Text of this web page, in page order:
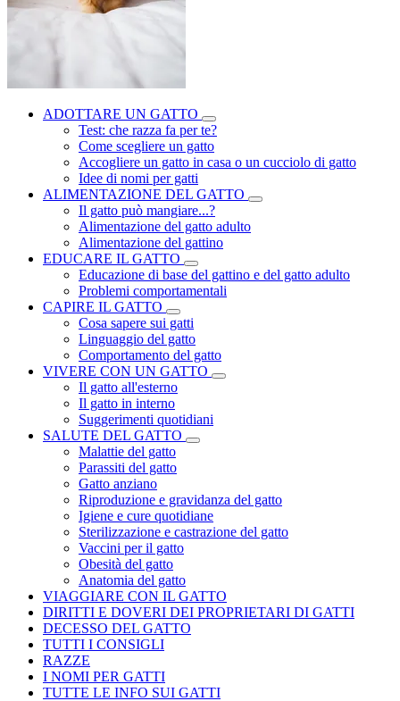
ADOTTARE UN GATTO
Test: che razza fa per te?
Come scegliere un gatto
Accogliere un gatto in casa o un cucciolo di gatto
Idee di nomi per gatti
ALIMENTAZIONE DEL GATTO
Il gatto può mangiare...?
Alimentazione del gatto adulto
Alimentazione del gattino
EDUCARE IL GATTO
Educazione di base del gattino e del gatto adulto
Problemi comportamentali
CAPIRE IL GATTO
Cosa sapere sui gatti
Linguaggio del gatto
Comportamento del gatto
VIVERE CON UN GATTO
Il gatto all'esterno
Il gatto in interno
Suggerimenti quotidiani
SALUTE DEL GATTO
Malattie del gatto
Parassiti del gatto
Gatto anziano
Riproduzione e gravidanza del gatto
Igiene e cure quotidiane
Sterilizzazione e castrazione del gatto
Vaccini per il gatto
Obesità del gatto
Anatomia del gatto
VIAGGIARE CON IL GATTO
DIRITTI E DOVERI DEI PROPRIETARI DI GATTI
DECESSO DEL GATTO
TUTTI I CONSIGLI
RAZZE
I NOMI PER GATTI
TUTTE LE INFO SUI GATTI